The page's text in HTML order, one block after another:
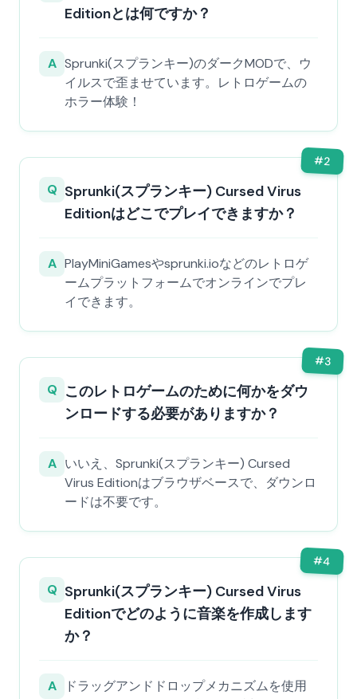
Editionとは何ですか？
A Sprunki(スプランキー)のダークMODで、ウ
イルスで歪ませています。レトロゲームの
ホラー体験！
#2
Q Sprunki(スプランキー) Cursed Virus
Editionはどこでプレイできますか？
A PlayMiniGamesやsprunki.ioなどのレトロゲ
ームプラットフォームでオンラインでプレ
イできます。
#3
Q このレトロゲームのために何かをダウ
ンロードする必要がありますか？
A いいえ、Sprunki(スプランキー) Cursed
Virus Editionはブラウザベースで、ダウンロ
ードは不要です。
#4
Q Sprunki(スプランキー) Cursed Virus
Editionでどのように音楽を作成します
か？
A
ドラッグアンドドロップメカニズムを使用